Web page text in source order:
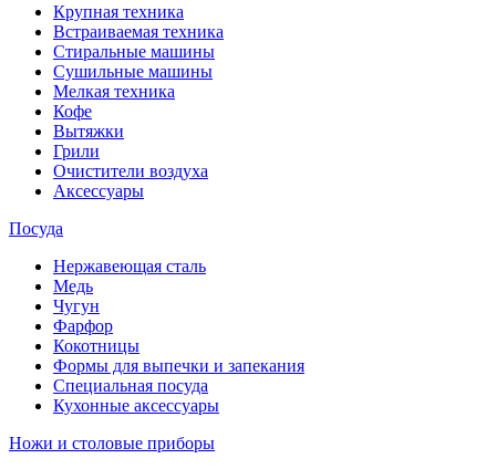
Крупная техника
Встраиваемая техника
Стиральные машины
Сушильные машины
Мелкая техника
Кофе
Вытяжки
Грили
Очистители воздуха
Аксессуары
Посуда
Нержавеющая сталь
Медь
Чугун
Фарфор
Кокотницы
Формы для выпечки и запекания
Специальная посуда
Кухонные аксессуары
Ножи и столовые приборы